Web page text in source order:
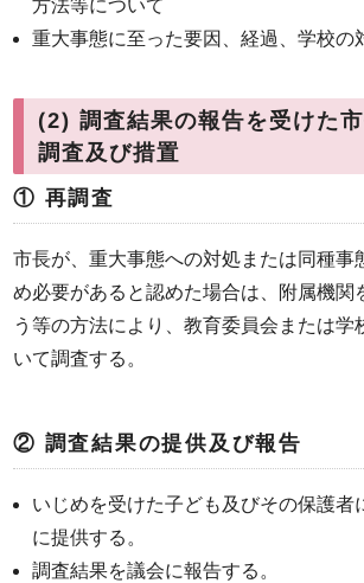
方法等について
重大事態に至った要因、経過、学校の
(2) 調査結果の報告を受けた
調査及び措置
① 再調査
市長が、重大事態への対処または同種事
め必要があると認めた場合は、附属機関
う等の方法により、教育委員会または学
いて調査する。
② 調査結果の提供及び報告
いじめを受けた子ども及びその保護者
に提供する。
調査結果を議会に報告する。